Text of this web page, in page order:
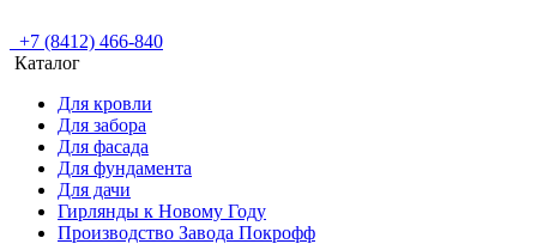
+7 (8412) 466-840
Каталог
Для кровли
Для забора
Для фасада
Для фундамента
Для дачи
Гирлянды к Новому Году
Производство Завода Покрофф